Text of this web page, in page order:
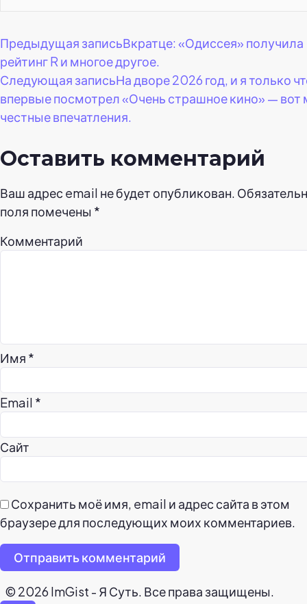
Навигация
по
записям
Предыдущая записьВкратце: «Одиссея» получила
рейтинг R и многое другое.
Следующая записьНа дворе 2026 год, и я только
впервые посмотрел «Очень страшное кино» — вот
честные впечатления.
Оставить комментарий
Ваш адрес email не будет опубликован.
поля помечены *
Комментарий
Имя *
Email *
Сайт
Сохранить моё имя, email и адрес сайта в этом
браузере для последующих моих комментариев.
Отправить комментарий
© 2026 ImGist - Я Суть. Все права защищены.